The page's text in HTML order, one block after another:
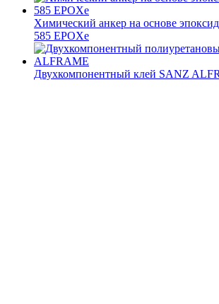
Химический анкер на основе
585 EPOXe
Двухкомпонентный клей SANZ